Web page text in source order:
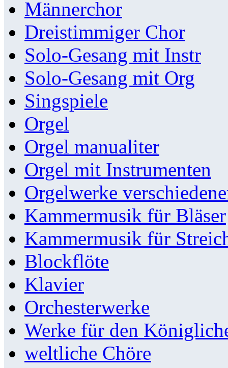
Männerchor
Dreistimmiger Chor
Solo-Gesang mit Instr
Solo-Gesang mit Org
Singspiele
Orgel
Orgel manualiter
Orgel mit Instrumenten
Orgelwerke
Kammermusik für Bläser
Kammermusik für
Blockflöte
Klavier
Orchesterwerke
Werke für den
weltliche Chöre